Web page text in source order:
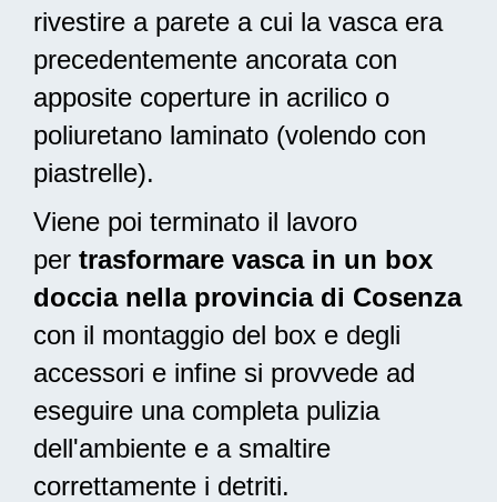
rivestire a parete a cui la vasca era
precedentemente ancorata con
apposite coperture in acrilico o
poliuretano laminato (volendo con
piastrelle).
Viene poi terminato il lavoro
per trasformare vasca in un box
doccia nella provincia di Cosenza
con il montaggio del box e degli
accessori e infine si provvede ad
eseguire una completa pulizia
dell'ambiente e a smaltire
correttamente i detriti.